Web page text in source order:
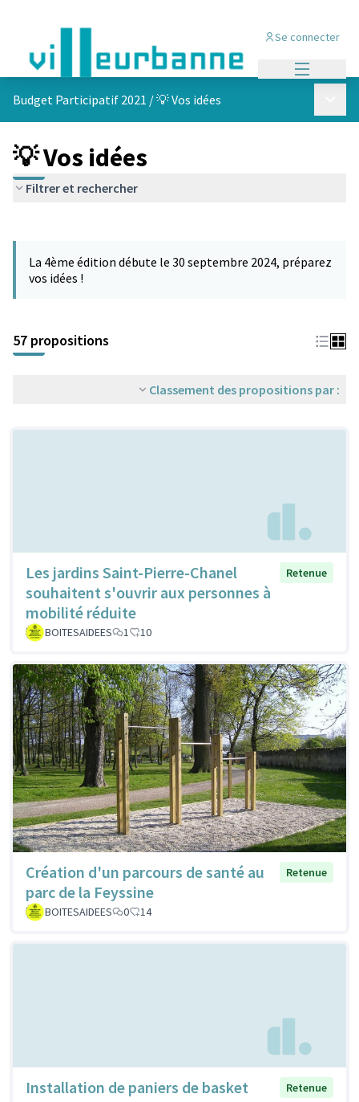
Se connecter
Budget Participatif 2021 /💡 Vos idées
💡 Vos idées
Filtrer et rechercher
La 4ème édition débute le 30 septembre 2024, préparez
vos idées !
57 propositions
Classement des propositions par :
Les jardins Saint-Pierre-Chanel
souhaitent s'ouvrir aux personnes à
mobilité réduite
Retenue
BOITESAIDEES 1 10
Création d'un parcours de santé au
parc de la Feyssine
Retenue
BOITESAIDEES 0 14
Installation de paniers de basket
Retenue